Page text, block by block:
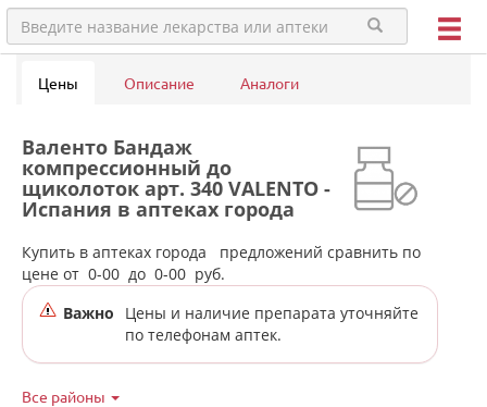
Цены Описание Аналоги
Валенто Бандаж
компрессионный до
щиколоток арт. 340 VALENTO -
Испания в аптеках города
Купить в аптеках города
предложений сравнить по
цене от 0-00 до 0-00 руб.
Важно
Цены и наличие препарата уточняйте
по телефонам аптек.
Все районы